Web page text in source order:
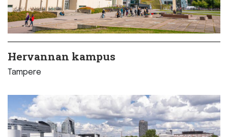
Hervannan kampus
Tampere